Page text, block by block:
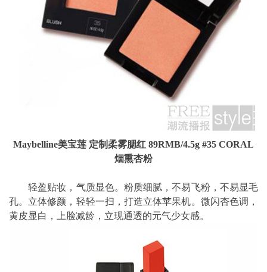
Maybelline美宝莲 定制柔雾腮红 89RMB/4.5g #35 CORAL
烟熏杏粉
轻盈贴妆，气质显色。粉质细腻，不易飞粉，不易显毛
孔。立体修颜，轻轻一扫，打造立体苹果机。微闪杏色调，
黄皮显白，上脸减龄，立现通透的元气少女感。